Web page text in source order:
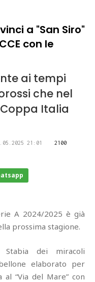
vinci a "San Siro"
con le
ai tempi
che nel
Italia
21:01
2100
A 2024/2025 è già
prossima stagione.
dei miracoli
elaborato per
“Via del Mare” con